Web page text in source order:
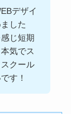
デザイ
した
じ短期
気でス
クール
す！